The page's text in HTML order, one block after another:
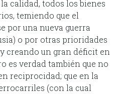
calidad, todos los bienes
temiendo que el
por una nueva guerra
o por otras prioridades
creando un gran déficit en
es verdad también que no
reciprocidad; que en la
(con la cual